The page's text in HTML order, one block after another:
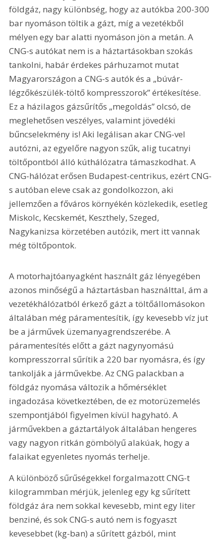
földgáz, nagy különbség, hogy az autókba 200-300
bar nyomáson töltik a gázt, míg a vezetékből
mélyen egy bar alatti nyomáson jön a metán. A
CNG-s autókat nem is a háztartásokban szokás
tankolni, habár érdekes párhuzamot mutat
Magyarországon a CNG-s autók és a „búvár-
légzőkészülék-töltő kompresszorok” értékesítése.
Ez a házilagos gázsűrítős „megoldás” olcsó, de
meglehetősen veszélyes, valamint jövedéki
bűncselekmény is! Aki legálisan akar CNG-vel
autózni, az egyelőre nagyon szűk, alig tucatnyi
töltőpontból álló kúthálózatra támaszkodhat. A
CNG-hálózat erősen Budapest-centrikus, ezért CNG-
s autóban eleve csak az gondolkozzon, aki
jellemzően a főváros környékén közlekedik, esetleg
Miskolc, Kecskemét, Keszthely, Szeged,
Nagykanizsa körzetében autózik, mert itt vannak
még töltőpontok.
A motorhajtóanyagként használt gáz lényegében
azonos minőségű a háztartásban használttal, ám a
vezetékhálózatból érkező gázt a töltőállomásokon
általában még páramentesítik, így kevesebb víz jut
be a járművek üzemanyagrendszerébe. A
páramentesítés előtt a gázt nagynyomású
kompresszorral sűrítik a 220 bar nyomásra, és így
tankolják a járművekbe. Az CNG palackban a
földgáz nyomása változik a hőmérséklet
ingadozása következtében, de ez motorüzemelés
szempontjából figyelmen kívül hagyható. A
járművekben a gáztartályok általában hengeres
vagy nagyon ritkán gömbölyű alakúak, hogy a
falaikat egyenletes nyomás terhelje.
A különböző sűrűségekkel forgalmazott CNG-t
kilogrammban mérjük, jelenleg egy kg sűrített
földgáz ára nem sokkal kevesebb, mint egy liter
benziné, és sok CNG-s autó nem is fogyaszt
kevesebbet (kg-ban) a sűrített gázból, mint